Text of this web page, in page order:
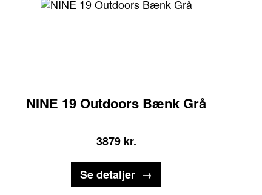
NINE 19 Outdoors Bænk Grå
3879 kr.
Se detaljer